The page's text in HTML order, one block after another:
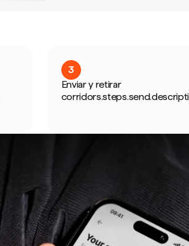
3
Enviar y retirar